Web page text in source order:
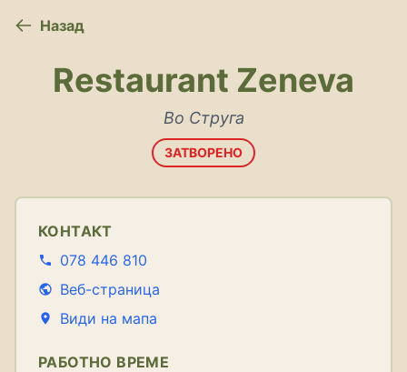
Назад
Restaurant Zeneva
Во Струга
ЗАТВОРЕНО
КОНТАКТ
078 446 810
Веб-страница
Види на мапа
РАБОТНО ВРЕМЕ